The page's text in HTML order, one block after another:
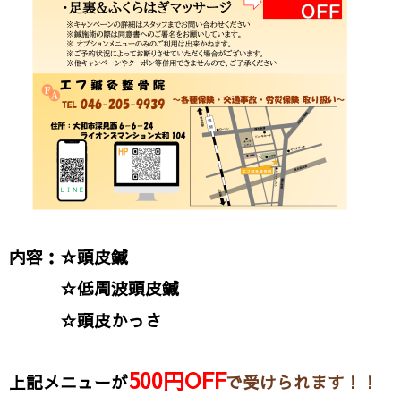
内容：☆頭皮鍼
☆低周波頭皮鍼
☆頭皮かっさ
上記メニューが500円OFFで受けられます！！